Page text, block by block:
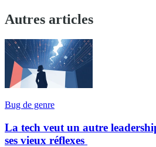
Autres articles
Bug de genre
La tech veut un autre
ses vieux réflexes